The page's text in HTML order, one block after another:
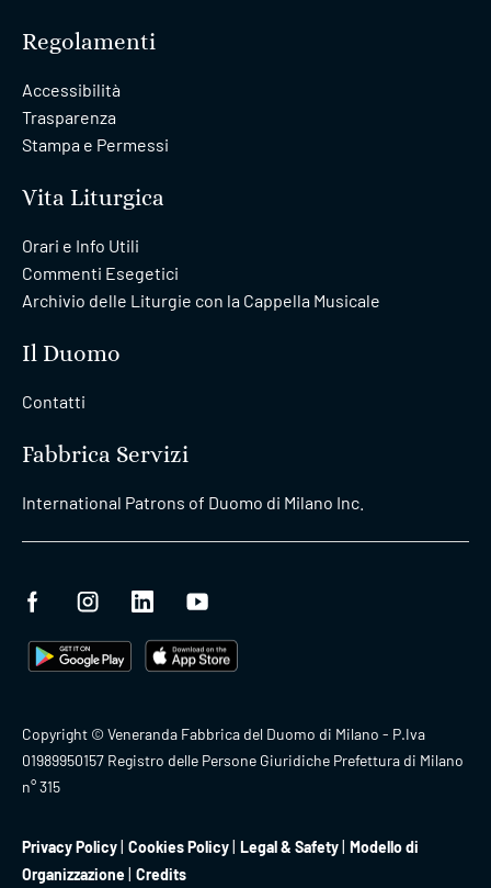
Regolamenti
Accessibilità
Trasparenza
Stampa e Permessi
Vita Liturgica
Orari e Info Utili
Commenti Esegetici
Archivio delle Liturgie con la Cappella Musicale
Il Duomo
Contatti
Fabbrica Servizi
International Patrons of Duomo di Milano Inc.
Copyright © Veneranda Fabbrica del Duomo di Milano - P.Iva
01989950157 Registro delle Persone Giuridiche Prefettura di Milano
n° 315
Privacy Policy Cookies Policy Legal & Safety Modello di
Organizzazione Credits